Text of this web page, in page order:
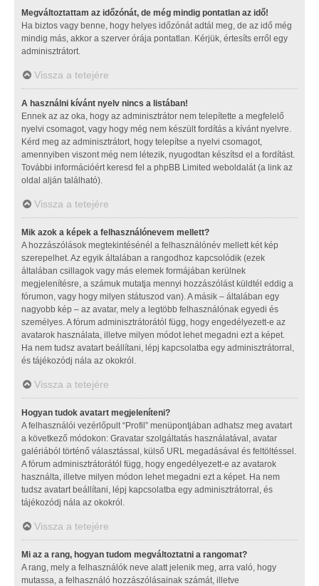
Megváltoztattam az időzónát, de még mindig pontatlan az idő!
Ha biztos vagy benne, hogy helyes időzónát adtál meg, de az idő még
mindig más, akkor a szerver órája pontatlan. Kérjük, értesíts erről egy
adminisztrátort.
Vissza a tetejére
A használni kívánt nyelv nincs a listában!
Ennek az az oka, hogy az adminisztrátor nem telepítette a megfelelő
nyelvi csomagot, vagy hogy még nem készült fordítás a kívánt nyelvre.
Kérd meg az adminisztrátort, hogy telepítse a nyelvi csomagot,
amennyiben viszont még nem létezik, nyugodtan készítsd el a fordítást.
További információért keresd fel a phpBB Limited weboldalát (a link az
oldal alján található).
Vissza a tetejére
Mik azok a képek a felhasználónevem mellett?
A hozzászólások megtekintésénél a felhasználónév mellett két kép
szerepelhet. Az egyik általában a rangodhoz kapcsolódik (ezek
általában csillagok vagy más elemek formájában kerülnek
megjelenítésre, a számuk mutatja mennyi hozzászólást küldtél eddig a
fórumon, vagy hogy milyen státuszod van). A másik – általában egy
nagyobb kép – az avatar, mely a legtöbb felhasználónak egyedi és
személyes. A fórum adminisztrátorától függ, hogy engedélyezett-e az
avatarok használata, illetve milyen módot lehet megadni ezt a képet.
Ha nem tudsz avatart beállítani, lépj kapcsolatba egy adminisztrátorral,
és tájékozódj nála az okokról.
Vissza a tetejére
Hogyan tudok avatart megjeleníteni?
A felhasználói vezérlőpult “Profil” menüpontjában adhatsz meg avatart
a következő módokon: Gravatar szolgáltatás használatával, avatar
galériából történő választással, külső URL megadásával és feltöltéssel.
A fórum adminisztrátorától függ, hogy engedélyezett-e az avatarok
használta, illetve milyen módon lehet megadni ezt a képet. Ha nem
tudsz avatart beállítani, lépj kapcsolatba egy adminisztrátorral, és
tájékozódj nála az okokról.
Vissza a tetejére
Mi az a rang, hogyan tudom megváltoztatni a rangomat?
A rang, mely a felhasználók neve alatt jelenik meg, arra való, hogy
mutassa, a felhasználó hozzászólásainak számát, illetve